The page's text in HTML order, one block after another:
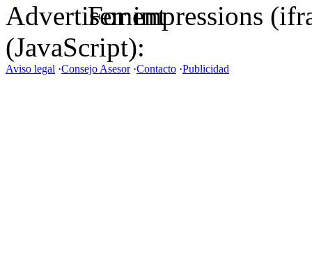
For impressions
(JavaScript):
Aviso legal ·Consejo Asesor·Contacto ·Publicidad